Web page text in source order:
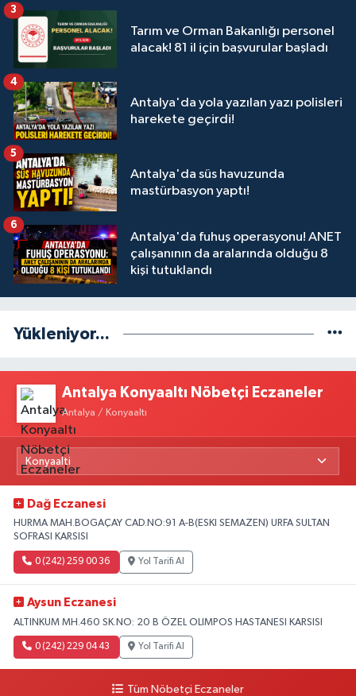
Tarım ve Orman Bakanlığı personel
alacak! 81 il için başvurular başladı
3
Antalya'da yola yazılan yazı polisleri
harekete geçirdi!
4
Antalya'da süs havuzunda
mastürbasyon yaptı!
5
Antalya'da fuhuş operasyonu! ANET
çalışanının da aralarında olduğu 8
kişi tutuklandı
6
Yükleniyor...
Antalya Konyaaltı Nöbetçi Eczaneler
Antalya / Konyaaltı
Dağ Eczanesi
HURMA MAH.BOGAÇAY CAD.NO:91 A-B(ESKI SEMAZEN) URFA SULTAN
SOFRASI KARSISI
0 (242) 259 00 36 Yol Tarifi Al
Aysun Eczanesi
ALTINKUM MH.460 SK.NO: 20 B ÖZEL OLIMPOS HASTANESI KARSISI
0 (242) 229 04 43 Yol Tarifi Al
Tüm Nöbetçi Eczaneler